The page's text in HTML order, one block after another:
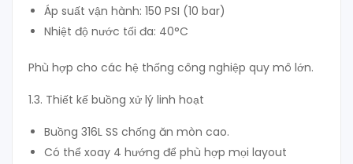
Áp suất vận hành: 150 PSI (10 bar)
Nhiệt độ nước tối đa: 40°C
Phù hợp cho các hệ thống công nghiệp quy mô lớn.
1.3. Thiết kế buồng xử lý linh hoạt
Buồng 316L SS chống ăn mòn cao.
Có thể xoay 4 hướng để phù hợp mọi layout